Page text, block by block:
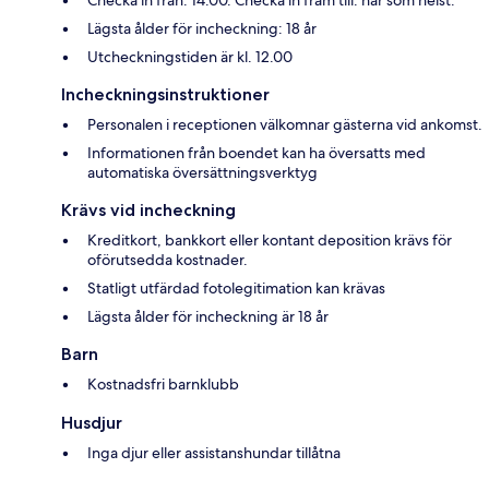
Lägsta ålder för incheckning: 18 år
Utcheckningstiden är kl. 12.00
Incheckningsinstruktioner
Personalen i receptionen välkomnar gästerna vid ankomst.
Informationen från boendet kan ha översatts med
automatiska översättningsverktyg
Krävs vid incheckning
Kreditkort, bankkort eller kontant deposition krävs för
oförutsedda kostnader.
Statligt utfärdad fotolegitimation kan krävas
Lägsta ålder för incheckning är 18 år
Barn
Kostnadsfri barnklubb
Husdjur
Inga djur eller assistanshundar tillåtna